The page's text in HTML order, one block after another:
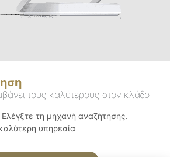
τους καλύτερους στον κλάδο
τη μηχανή αναζήτησης.
υπηρεσία